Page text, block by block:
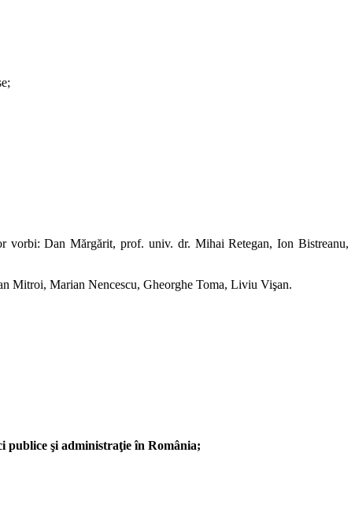
vorbi: Dan Mărgărit, prof. univ. dr. Mihai Retegan, Ion Bistreanu,
Mitroi, Marian Nencescu, Gheorghe Toma, Liviu Vişan.
publice şi administraţie în România;